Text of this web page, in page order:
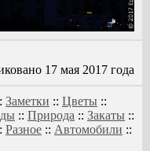
17 мая 2017 года
Заметки :: Цветы ::
:: Природа :: Закаты ::
Разное :: Автомобили ::